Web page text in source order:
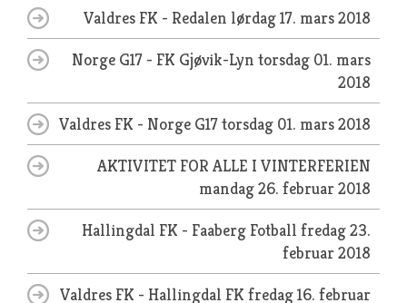
Valdres FK - Redalen lørdag 17. mars 2018
Norge G17 - FK Gjøvik-Lyn torsdag 01. mars
2018
Valdres FK - Norge G17torsdag 01. mars 2018
AKTIVITET FOR ALLE I VINTERFERIEN
mandag 26. februar 2018
Hallingdal FK - Faaberg Fotball fredag 23.
februar 2018
Valdres FK - Hallingdal FK fredag 16. februar